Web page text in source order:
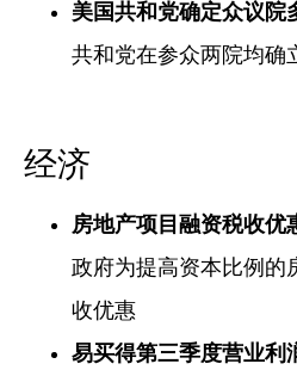
美国共和党确定众议院
共和党在参众两院均确
经济
房地产项目融资税收优
政府为提高资本比例的
收优惠
易买得第三季度营业利